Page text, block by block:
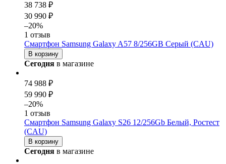
38 738 ₽
30 990 ₽
–20%
1 отзыв
Смартфон Samsung Galaxy A57 8/256GB Серый (CAU)
В корзину
Сегодня в магазине
74 988 ₽
59 990 ₽
–20%
1 отзыв
Смартфон Samsung Galaxy S26 12/256Gb Белый, Ростест
(CAU)
В корзину
Сегодня в магазине